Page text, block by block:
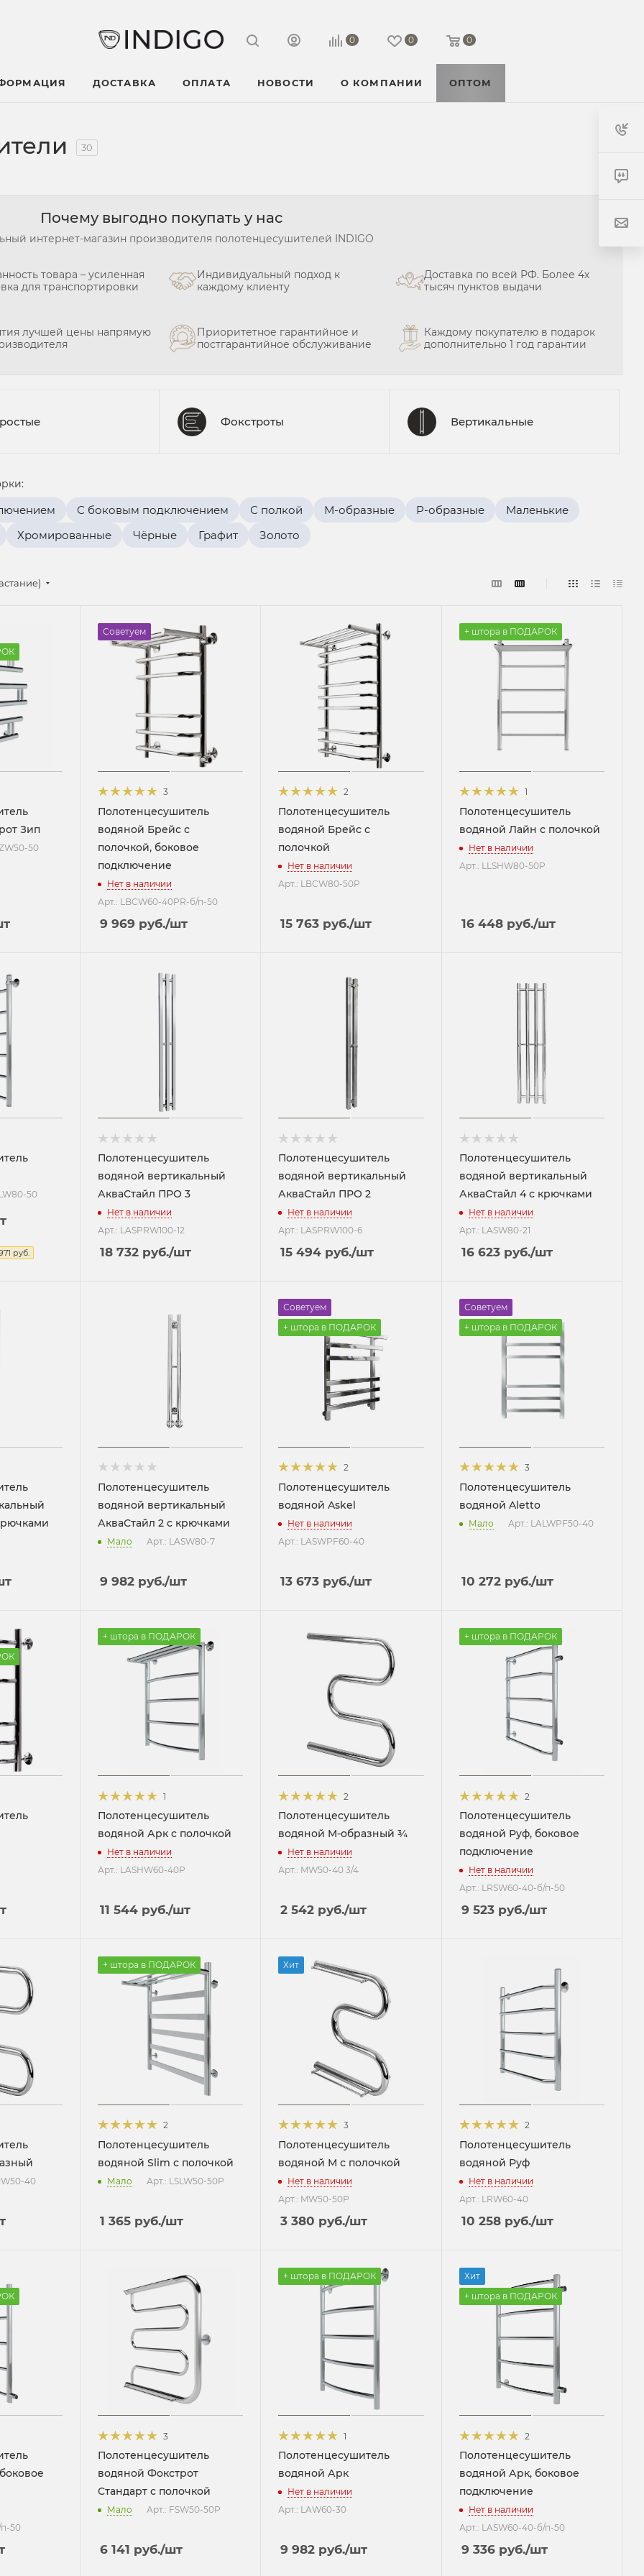
0 0 0
ДОСТАВКА ОПЛАТА НОВОСТИ О КОМПАНИИ ОПТОМ
30
Почему выгодно покупать у нас
интернет-магазин производителя полотенцесушителей INDIGO
товара – усиленная
для транспортировки
Индивидуальный подход к
каждому клиенту
Доставка по всей РФ. Более 4х
тысяч пунктов выдачи
лучшей цены напрямую
Приоритетное гарантийное и
постгарантийное обслуживание
Каждому покупателю в подарок
дополнительно 1 год гарантии
Фокстроты Вертикальные
С боковым подключением С полкой М-образные Р-образные
Маленькие
Хромированные Чёрные Графит Золото
Зип
50
Советуем
3
Полотенцесушитель
водяной Брейс с
полочкой, боковое
подключение
Нет в наличии
Арт.: LBCW60-40PR-б/п-50
9 969 руб./шт
2
Полотенцесушитель
водяной Брейс с
полочкой
Нет в наличии
Арт.: LBCW80-50P
15 763 руб./шт
+ штора в ПОДАРОК
1
Полотенцесушитель
водяной Лайн с полочкой
Нет в наличии
Арт.: LLSHW80-50P
16 448руб./шт
50
руб.
Полотенцесушитель
водяной вертикальный
АкваСтайл ПРО 3
Нет в наличии
Арт.: LASPRW100-12
18 732руб./шт
Полотенцесушитель
водяной вертикальный
АкваСтайл ПРО 2
Нет в наличии
Арт.: LASPRW100-6
15 494 руб./шт
Полотенцесушитель
водяной вертикальный
АкваСтайл 4 с крючками
Нет в наличии
Арт.: LASW80-21
16 623руб./шт
Полотенцесушитель
водяной вертикальный
АкваСтайл 2 с крючками
Мало Арт.: LASW80-7
9 982руб./шт
Советуем
+ штора в ПОДАРОК
2
Полотенцесушитель
водяной Askel
Нет в наличии
Арт.: LASWPF60-40
13 673 руб./шт
Советуем
+ штора в ПОДАРОК
3
Полотенцесушитель
водяной Aletto
Мало Арт.: LALWPF50-40
10 272руб./шт
+ штора в ПОДАРОК
1
Полотенцесушитель
водяной Арк с полочкой
Нет в наличии
Арт.: LASHW60-40P
11 544руб./шт
2
Полотенцесушитель
водяной M-образный ¾
Нет в наличии
Арт.: MW50-40 3/4
2 542 руб./шт
+ штора в ПОДАРОК
2
Полотенцесушитель
водяной Руф, боковое
подключение
Нет в наличии
Арт.: LRSW60-40-б/п-50
9 523руб./шт
40
+ штора в ПОДАРОК
2
Полотенцесушитель
водяной Slim с полочкой
Мало Арт.: LSLW50-50P
1 365руб./шт
Хит
3
Полотенцесушитель
водяной М с полочкой
Нет в наличии
Арт.: MW50-50P
3 380 руб./шт
2
Полотенцесушитель
водяной Руф
Нет в наличии
Арт.: LRW60-40
10 258руб./шт
50
3
Полотенцесушитель
водяной Фокстрот
Стандарт с полочкой
Мало Арт.: FSW50-50P
6 141 руб./шт
+ штора в ПОДАРОК
1
Полотенцесушитель
водяной Арк
Нет в наличии
Арт.: LAW60-30
9 982 руб./шт
Хит
+ штора в ПОДАРОК
2
Полотенцесушитель
водяной Арк, боковое
подключение
Нет в наличии
Арт.: LASW60-40-б/п-50
9 336руб./шт